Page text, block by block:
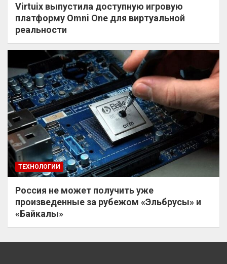
Virtuix выпустила доступную игровую
платформу Omni One для виртуальной
реальности
ТЕХНОЛОГИИ
Россия не может получить уже
произведенные за рубежом «Эльбрусы» и
«Байкалы»